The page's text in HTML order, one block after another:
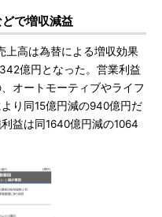
で増収減益
高は為替による増収効果
億円となった。営業利益
オートモーティブやライフ
り同15億円減の940億円だ
益は同1640億円減の1064